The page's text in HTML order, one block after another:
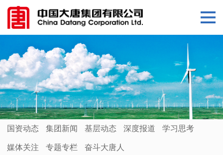
国资动态 集团新闻 基层动态 深度报道 学习思考
媒体关注 专题专栏 奋斗大唐人